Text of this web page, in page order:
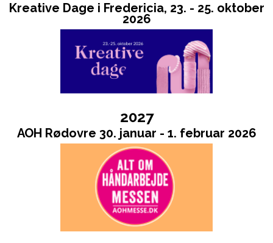
Kreative Dage i Fredericia, 23. - 25. oktober
2026
2027
AOH Rødovre 30. januar - 1. februar 2026